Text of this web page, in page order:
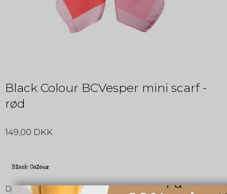
Black Colour BCVesper mini scarf -
rød
149,00 DKK
Dette elegante mini tørklæde er designet i smukke,